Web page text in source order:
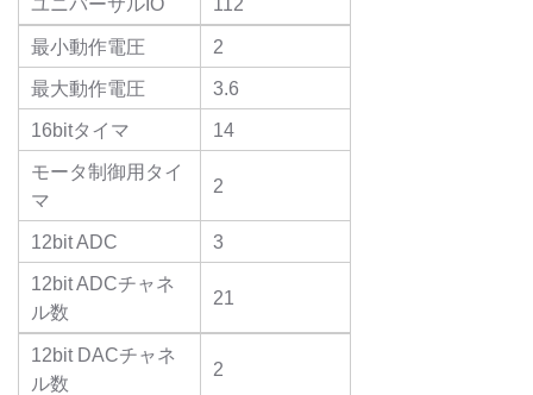
最小動作電圧
2
最大動作電圧
3.6
16bitタイマ
14
モータ制御用タイ
マ
2
12bit ADC
3
12bit ADCチャネ
ル数
21
12bit DACチャネ
ル数
2